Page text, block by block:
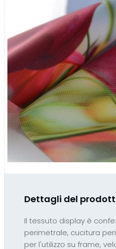
Dettagli del
Il tessuto display è
perimetrale, cucitura
per l'utilizzo su frame,